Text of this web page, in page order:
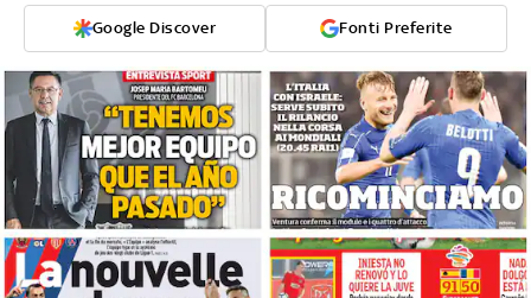
Google Discover Fonti Preferite